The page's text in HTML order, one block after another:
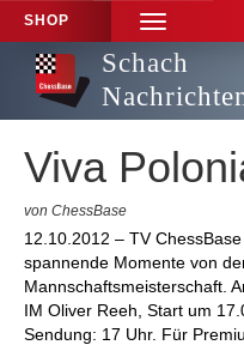
SHOP
TOGGLE
NAVIGATION
Schach
Viva
von ChessBase
12.10.2012 – TV
spannende Momente von
Mannschaftsmeisterschaft.
IM Oliver Reeh, Start um
Sendung: 17 Uhr. Für